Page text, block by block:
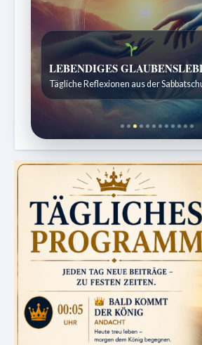
Bibelgeschichten zum Staunen
Kindergeschichten für 7 bis 12 Jahre.